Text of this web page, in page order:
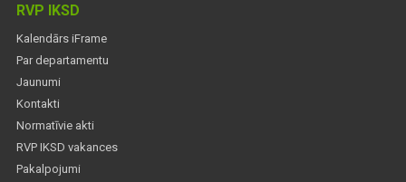
RVP IKSD
Kalendārs iFrame
Par departamentu
Jaunumi
Kontakti
Normatīvie akti
RVP IKSD vakances
Pakalpojumi